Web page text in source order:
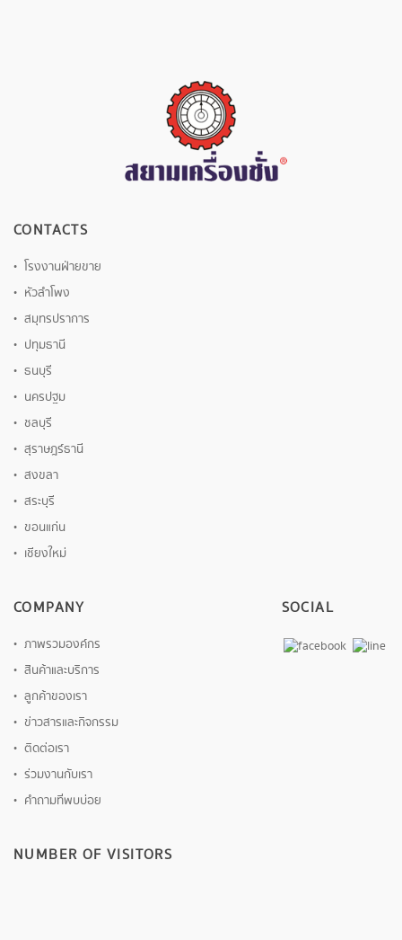
CONTACTS
โรงงานฝ่ายขาย
หัวลำโพง
สมุทรปราการ
ปทุมธานี
ธนบุรี
นครปฐม
ชลบุรี
สุราษฎร์ธานี
สงขลา
สระบุรี
ขอนแก่น
เชียงใหม่
COMPANY
ภาพรวมองค์กร
สินค้าและบริการ
ลูกค้าของเรา
ข่าวสารและกิจกรรม
ติดต่อเรา
ร่วมงานกับเรา
คำถามที่พบบ่อย
SOCIAL
NUMBER OF VISITORS